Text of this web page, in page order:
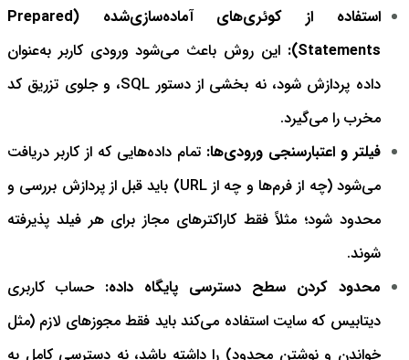
استفاده از کوئری‌های آماده‌سازی‌شده (Prepared
Statements):
این روش باعث می‌شود ورودی کاربر به‌عنوان
داده پردازش شود، نه بخشی از دستور SQL، و جلوی تزریق کد
مخرب را می‌گیرد.
فیلتر و اعتبارسنجی ورودی‌ها: تمام داده‌هایی که از کاربر دریافت
می‌شود (چه از فرم‌ها و چه از URL) باید قبل از پردازش بررسی و
محدود شود؛ مثلاً فقط کاراکترهای مجاز برای هر فیلد پذیرفته
شوند.
محدود کردن سطح دسترسی پایگاه داده: حساب کاربری
دیتابیس که سایت استفاده می‌کند باید فقط مجوزهای لازم (مثل